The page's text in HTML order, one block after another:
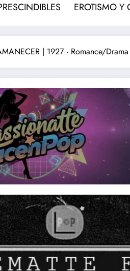
EROTISMO Y
| 1927 ‧ Romance/